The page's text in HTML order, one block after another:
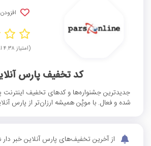
(امتیاز ۴.۳۸ از مجموع ۱۸۴ رای)
کد تخفیف پارس
جدیدترین جشنواره‌ها و کدهای تخفیف اینترنت
شده و فعال. با موپُن همیشه ارزان‌تر از پارس
از آخرین تخفیف‌های پارس آنلاین خبر دار